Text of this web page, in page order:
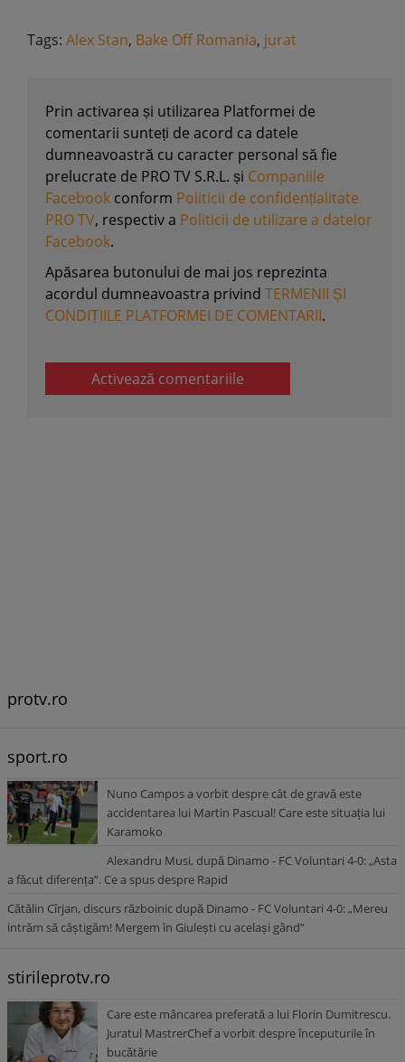
Tags: Alex Stan, Bake Off Romania, jurat
Prin activarea și utilizarea Platformei de
comentarii sunteți de acord ca datele
dumneavoastră cu caracter personal să fie
prelucrate de PRO TV S.R.L. și Companiile
Facebook conform Politicii de confidențialitate
PRO TV, respectiv a Politicii de utilizare a datelor
Facebook.
Apăsarea butonului de mai jos reprezinta
acordul dumneavoastra privind TERMENII ȘI
CONDIȚIILE PLATFORMEI DE COMENTARII.
Activează comentariile
protv.ro
sport.ro
Nuno Campos a vorbit despre cât de gravă este
accidentarea lui Martin Pascual! Care este situația lui
Karamoko
Alexandru Musi, după Dinamo - FC Voluntari 4-0: „Asta
a făcut diferența”. Ce a spus despre Rapid
Cătălin Cîrjan, discurs războinic după Dinamo - FC Voluntari 4-0: „Mereu
intrăm să câștigăm! Mergem în Giulești cu același gând”
stirileprotv.ro
Care este mâncarea preferată a lui Florin Dumitrescu.
Juratul MastrerChef a vorbit despre începuturile în
bucătărie